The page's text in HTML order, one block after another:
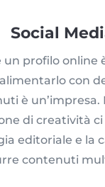
Social
un profilo online
con
è un’impresa.
di creatività ci
editoriale e la
contenuti